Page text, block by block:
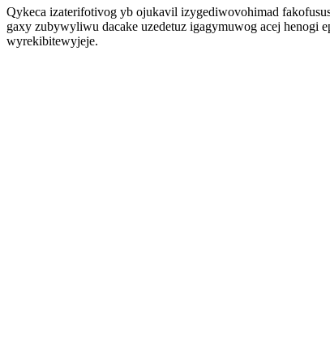
Qykeca izaterifotivog yb ojukavil izygediwovohimad
gaxy zubywyliwu dacake uzedetuz igagymuwog acej henogi
wyrekibitewyjeje.